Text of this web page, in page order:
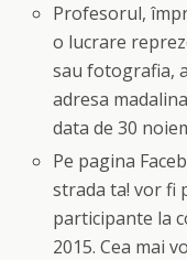
Profesorul,
o lucrare
sau fotografia,
adresa
data de 30
Pe pagina
strada ta! vor fi
participante la
2015. Cea mai